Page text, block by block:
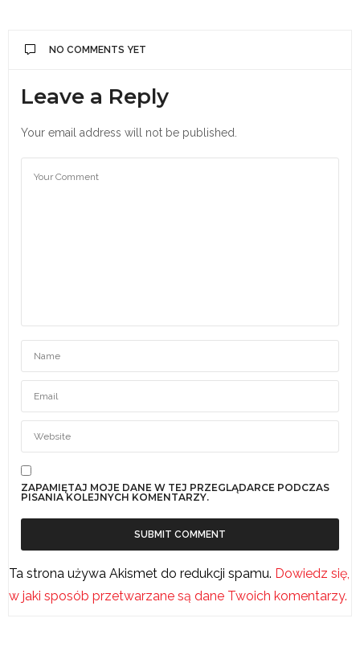
NO COMMENTS YET
Leave a Reply
Your email address will not be published.
ZAPAMIĘTAJ MOJE DANE W TEJ PRZEGLĄDARCE PODCZAS
PISANIA KOLEJNYCH KOMENTARZY.
Ta strona używa Akismet do redukcji spamu. Dowiedz się,
w jaki sposób przetwarzane są dane Twoich komentarzy.